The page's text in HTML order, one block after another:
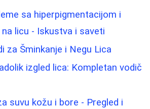
sa hiperpigmentacijom i
licu - Iskustva i saveti
za Šminkanje i Negu Lica
izgled lica: Kompletan vodič
suvu kožu i bore - Pregled i